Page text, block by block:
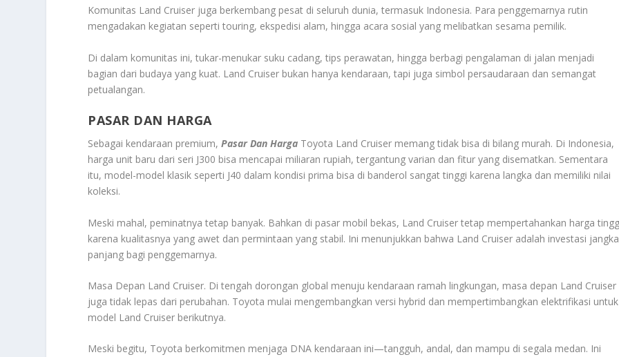
Komunitas Land Cruiser juga berkembang pesat di seluruh dunia, termasuk Indonesia. Para penggemarnya rutin
mengadakan kegiatan seperti touring, ekspedisi alam, hingga acara sosial yang melibatkan sesama pemilik.
Di dalam komunitas ini, tukar-menukar suku cadang, tips perawatan, hingga berbagi pengalaman di jalan menjadi
bagian dari budaya yang kuat. Land Cruiser bukan hanya kendaraan, tapi juga simbol persaudaraan dan semangat
petualangan.
PASAR DAN HARGA
Sebagai kendaraan premium,Pasar Dan Harga Toyota Land Cruiser memang tidak bisa di bilang murah. Di Indonesia,
harga unit baru dari seri J300 bisa mencapai miliaran rupiah, tergantung varian dan fitur yang disematkan. Sementara
itu, model-model klasik seperti J40 dalam kondisi prima bisa di banderol sangat tinggi karena langka dan memiliki nilai
koleksi.
Meski mahal, peminatnya tetap banyak. Bahkan di pasar mobil bekas, Land Cruiser tetap mempertahankan harga
karena kualitasnya yang awet dan permintaan yang stabil. Ini menunjukkan bahwa Land Cruiser adalah investasi jangka
panjang bagi penggemarnya.
Masa Depan Land Cruiser. Di tengah dorongan global menuju kendaraan ramah lingkungan, masa depan Land Cruiser
juga tidak lepas dari perubahan. Toyota mulai mengembangkan versi hybrid dan mempertimbangkan elektrifikasi untuk
model Land Cruiser berikutnya.
Meski begitu, Toyota berkomitmen menjaga DNA kendaraan ini—tangguh, andal, dan mampu di segala medan. Ini